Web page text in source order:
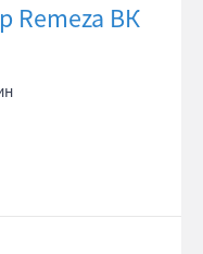
Remeza ВК